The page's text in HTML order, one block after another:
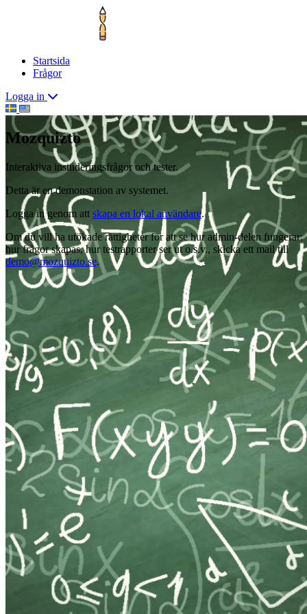
Startsida
Frågor
Logga in
Mozquizto
Interaktiva instuderingsfrågor och tester.
Detta är en demonstation av systemet.
Logga in genom att skapa en lokal användare.
Om du vill ha utökade rättigheter för att se hur admin-delen fungerar:
hur frågor skapas, hur testrapporter ser ut o.s.v., skicka ett mail till
demo@mozquizto.se.